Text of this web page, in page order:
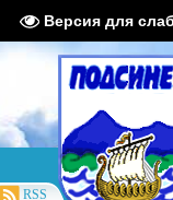
Версия для
RSS